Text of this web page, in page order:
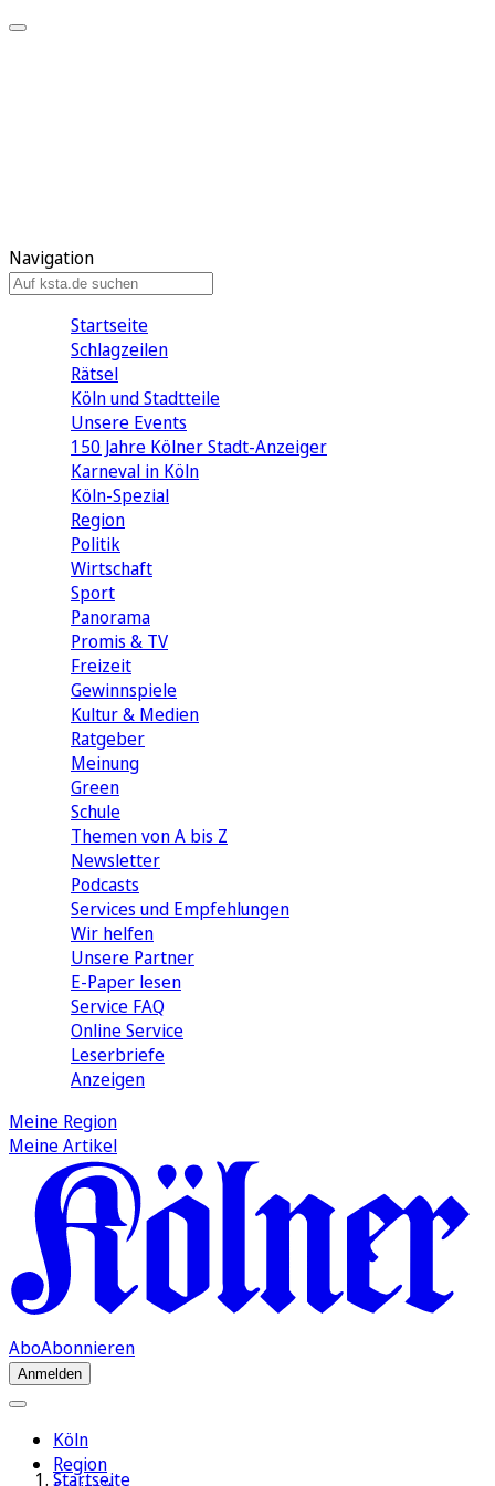
Navigation
Startseite
Schlagzeilen
Rätsel
Köln und Stadtteile
Unsere Events
150 Jahre Kölner Stadt-Anzeiger
Karneval in Köln
Köln-Spezial
Region
Politik
Wirtschaft
Sport
Panorama
Promis & TV
Freizeit
Gewinnspiele
Kultur & Medien
Ratgeber
Meinung
Green
Schule
Themen von A bis Z
Newsletter
Podcasts
Services und Empfehlungen
Wir helfen
Unsere Partner
E-Paper lesen
Service FAQ
Online Service
Leserbriefe
Anzeigen
Meine Region
Meine Artikel
AboAbonnieren
Anmelden
Köln
Region
Startseite